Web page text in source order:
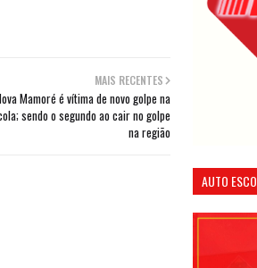
MAIS RECENTES
Mamoré é vítima de novo golpe na
sendo o segundo ao cair no golpe
na região
AUTO